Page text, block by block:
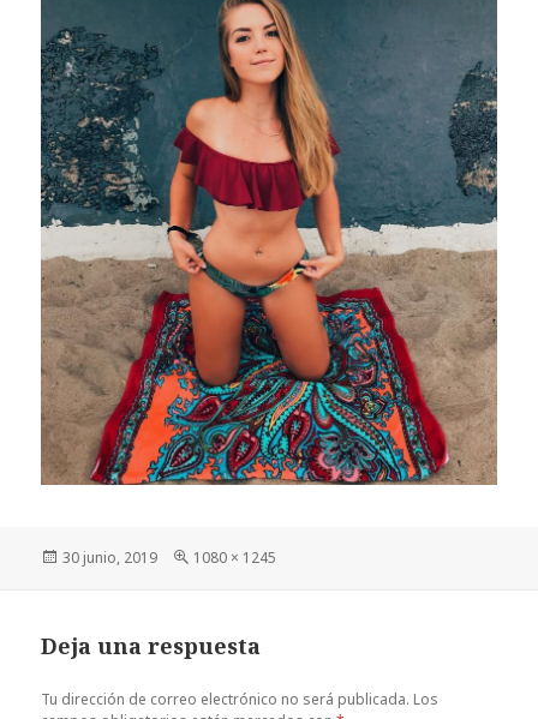
Publicado
30 junio, 2019
Tamaño
1080 × 1245
Deja una respuesta
Tu dirección de correo electrónico no será publicada. Los